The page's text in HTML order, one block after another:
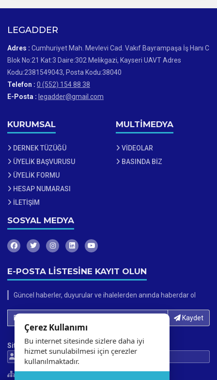
LEGADDER
Adres : Cumhuriyet Mah. Mevlevi Cad. Vakıf Bayrampaşa İş Hanı C
Blok No:21 Kat:3 Daire:302 Melikgazi, Kayseri UAVT Adres
Kodu:2381549043, Posta Kodu:38040
Telefon : 0 (552) 154 88 38
E-Posta : legadder@gmail.com
KURUMSAL
DERNEK TÜZÜĞÜ
ÜYELİK BAŞVURUSU
ÜYELİK FORMU
HESAP NUMARASI
İLETİŞİM
MULTİMEDYA
VİDEOLAR
BASINDA BİZ
SOSYAL MEDYA
E-POSTA LİSTESİNE KAYIT OLUN
Güncel haberler, duyurular ve ihalelerden anında haberdar ol
E-Posta adresinizi yazın... Kaydet
Site İstatistikleri
Site Haritası
Çerez Kullanımı
Bu internet sitesinde sizlere daha iyi
hizmet sunulabilmesi için çerezler
kullanılmaktadır.